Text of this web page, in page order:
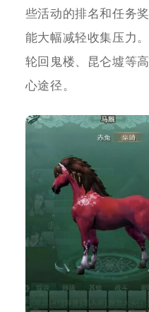
些活动的排名和任务
能大幅减轻收集压力
轮回鬼楼、昆仑墟等
心途径。